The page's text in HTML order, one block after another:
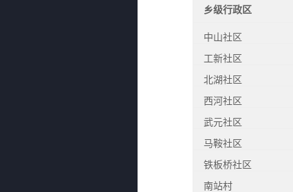
乡级行政区
中山社区
工新社区
北湖社区
西河社区
武元社区
马鞍社区
铁板桥社区
南站村